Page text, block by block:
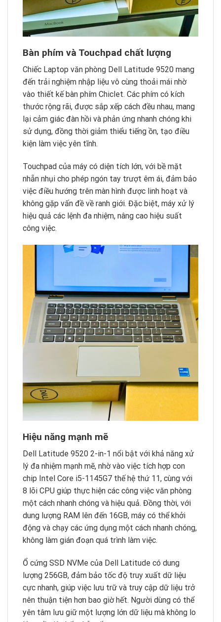
Bàn phím và Touchpad chất lượng
Chiếc Laptop văn phòng Dell Latitude 9520 mang
đến trải nghiệm nhập liệu vô cùng thoải mái nhờ
vào thiết kế bàn phím Chiclet. Các phím có kích
thước rộng rãi, được sắp xếp cách đều nhau, mang
lại cảm giác đàn hồi và phản ứng nhanh chóng khi
sử dụng, đồng thời giảm thiểu tiếng ồn, tạo điều
kiện làm việc yên tĩnh.
Touchpad của máy có diện tích lớn, với bề mặt
nhẵn nhụi cho phép ngón tay trượt êm ái, đảm bảo
việc điều hướng trên màn hình được linh hoạt và
không gặp vấn đề về ranh giới. Đặc biệt, máy xử lý
hiệu quả các lệnh đa nhiệm, nâng cao hiệu suất
công việc.
Hiệu năng mạnh mẽ
Dell Latitude 9520 2-in-1 nổi bật với khả năng xử
lý đa nhiệm mạnh mẽ, nhờ vào việc tích hợp con
chip Intel Core i5-1145G7 thế hệ thứ 11, cùng với
8 lõi CPU giúp thực hiện các công việc văn phòng
một cách nhanh chóng và hiệu quả. Đồng thời, với
dung lượng RAM lên đến 16GB, máy có thể khởi
động và chạy các ứng dụng một cách nhanh chóng,
không làm gián đoạn quá trình làm việc.
Ổ cứng SSD NVMe của Dell Latitude có dung
lượng 256GB, đảm bảo tốc độ truy xuất dữ liệu
cực nhanh, giúp việc lưu trữ và truy cập dữ liệu trở
nên thuận tiện hơn bao giờ hết. Người dùng có thể
yên tâm lưu giữ một lượng lớn dữ liệu mà không lo